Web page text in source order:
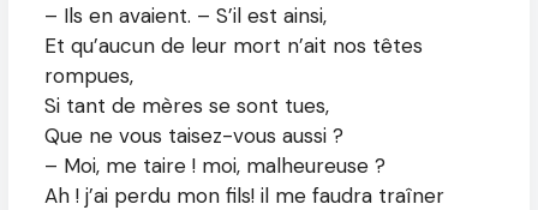
– Ils en avaient. – S’il est ainsi,
Et qu’aucun de leur mort n’ait nos têtes
rompues,
Si tant de mères se sont tues,
Que ne vous taisez-vous aussi ?
– Moi, me taire ! moi, malheureuse ?
Ah ! j’ai perdu mon fils! il me faudra traîner